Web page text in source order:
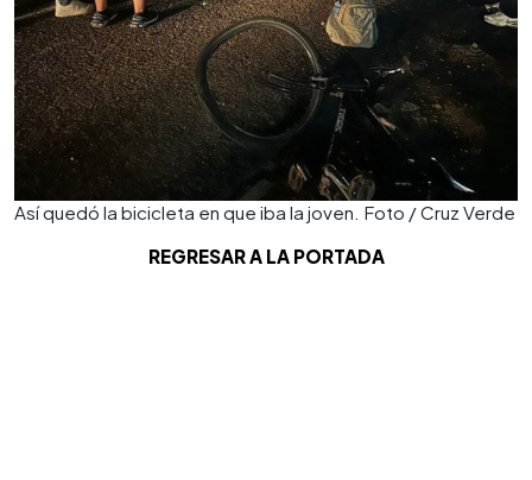
Así quedó la bicicleta en que iba la joven. Foto / Cruz Verde
REGRESAR A LA PORTADA